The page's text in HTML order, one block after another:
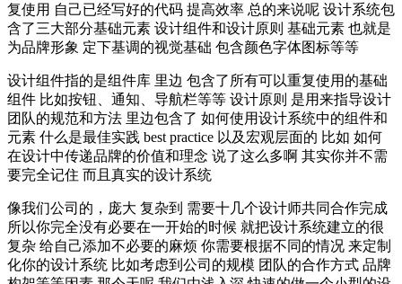
复使用 自己已经写好的代码 提高效率 总的来说呢 设计系统包
含了三大部分基础元素 设计组件和设计原则 基础元素 也就是
为品牌形象 定下基调的视觉基础 包含颜色字体图标等等
设计组件指的是组件库 里边 包含了所有可以重复使用的基础
组件 比如按钮、通知、导航栏等等 设计原则 是用来指导设计
团队的规范和方法 里边包含了 如何使用设计系统中的组件和
元素 什么是最佳实践 best practice 以及宏观层面的 比如 如何
在设计中传递品牌的价值和理念 说了这么多啊 其实你并不需
要完全记住 而且真实的设计系统
像我们公司的，庞大 复杂到 需要十几个设计师共同合作完成
所以你完全没有必要在一开始的时候 就把设计系统建立的很
复杂 给自己添加不必要的麻烦 你需要根据不同的情况 来定制
化你的设计系统 比如考虑到公司的规模 团队的合作方式 品牌